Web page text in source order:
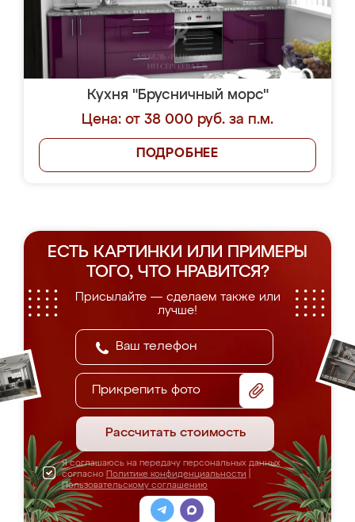
Кухня "Брусничный морс"
Цена: от 38 000 руб. за п.м.
ПОДРОБНЕЕ
ЕСТЬ КАРТИНКИ ИЛИ ПРИМЕРЫ
ТОГО, ЧТО НРАВИТСЯ?
Присылайте — сделаем также или
лучше!
Прикрепить фото
Рассчитать стоимость
Я соглашаюсь на передачу персональных данных
согласно Политике конфиденциальности
Пользовательскому соглашению